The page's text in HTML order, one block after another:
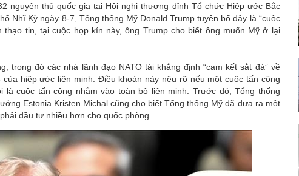
Năng lượng mới
nguyên thủ quốc gia tại Hội nghị thượng đỉnh Tổ chức Hiệp ước Bắc
Nhĩ Kỳ ngày 8-7, Tổng thống Mỹ Donald Trump tuyên bố đây là “cuộc
thạo tin, tại cuộc họp kín này, ông Trump cho biết ông muốn Mỹ ở lại
trong đó các nhà lãnh đạo NATO tái khẳng định “cam kết sắt đá” về
hiệp ước liên minh. Điều khoản này nêu rõ nếu một cuộc tấn công
là cuộc tấn công nhằm vào toàn bộ liên minh. Trước đó, Tổng thống
Estonia Kristen Michal cũng cho biết Tổng thống Mỹ đã đưa ra một
đầu tư nhiều hơn cho quốc phòng.